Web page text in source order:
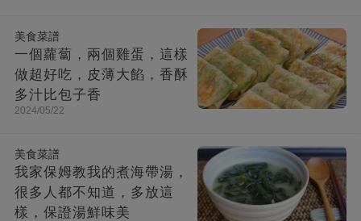
美食菜譜
一個蘿蔔，兩個雞蛋，這樣
做超好吃，皮薄大餡，香酥
多汁比包子香
2024/05/22
美食菜譜
我家保姆教我的煮海帶湯，
很多人都不知道，多放這
樣，保證湯鮮味美